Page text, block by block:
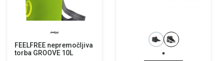
FEELFREE nepremočljiva
torba GROOVE 10L